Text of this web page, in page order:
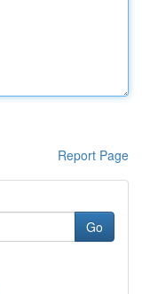
Report Page
Go